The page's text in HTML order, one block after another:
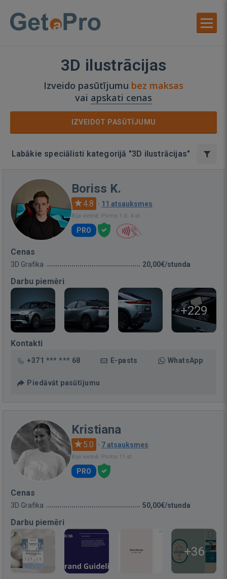
3D ilustrācijas
Izveido pasūtījumu bez maksas
vai apskati cenas
IZVEIDOT PASŪTĪJUMU
Labākie speciālisti kategorijā "3D ilustrācijas"
Boriss K.
4.8 · 11 atsauksmes
Bija vietnē: Pirms 1 d. 4 st.
PRO
Cenas
3D Grafika 20,00€/stunda
Darbu piemēri
+229
Kontakti
+371 *** *** 68 E-pasts WhatsApp
Piedāvāt pasūtījumu
Kristiana
5.0 · 7 atsauksmes
Bija vietnē: Pirms 11 st.
PRO
Cenas
3D Grafika 50,00€/stunda
Darbu piemēri
+36